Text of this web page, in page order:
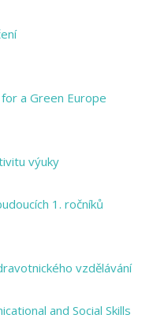
a ​Green Europe
výuky
1. ročníků
vzdělávání
and Social Skills